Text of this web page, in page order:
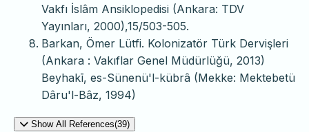
Vakfı İslâm Ansiklopedisi (Ankara: TDV
Yayınları, 2000),15/503-505.
Barkan, Ömer Lütfi. Kolonizatör Türk Dervişleri
(Ankara : Vakıflar Genel Müdürlüğü, 2013)
Beyhakī, es-Sünenü'l-kübrâ (Mekke: Mektebetü
Dâru'l-Bâz, 1994)
Show All References(39)